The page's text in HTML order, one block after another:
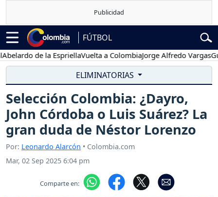
FÚTBOL
de la EspriellaVuelta a ColombiaJorge Alfredo Vargas
ELIMINATORIAS
Selección Colombia: ¿Dayro,
John Córdoba o Luis Suárez? La
gran duda de Néstor Lorenzo
Por: Leonardo Alarcón • Colombia.com
Mar, 02 Sep 2025 6:04 pm
Comparte en: